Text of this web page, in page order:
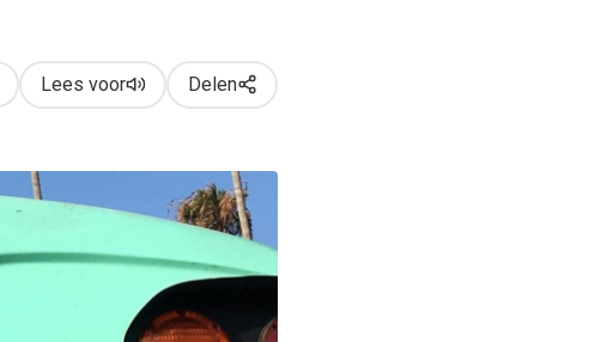
Lees voor Delen